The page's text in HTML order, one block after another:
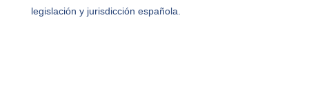
legislación y jurisdicción española.